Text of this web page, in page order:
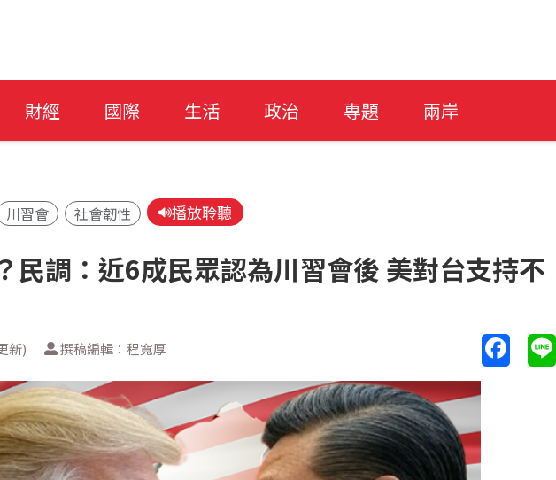
財經 國際 生活 政治 專題 兩岸
川習會 社會韌性 播放聆聽
民調：近6成民眾認為川習會後 美對台支持不
新) 撰稿編輯：程寬厚